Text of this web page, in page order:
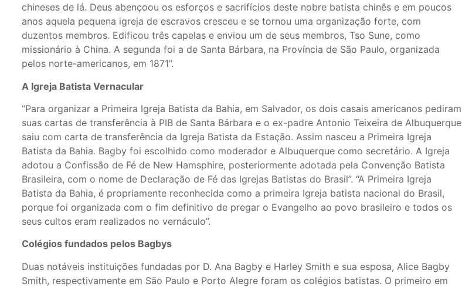
chineses de lá. Deus abençoou os esforços e sacrifícios deste nobre batista chinês e em poucos
anos aquela pequena igreja de escravos cresceu e se tornou uma organização forte, com
duzentos membros. Edificou três capelas e enviou um de seus membros, Tso Sune, como
missionário à China. A segunda foi a de Santa Bárbara, na Província de São Paulo, organizada
pelos norte-americanos, em 1871”.
A Igreja Batista Vernacular
“Para organizar a Primeira Igreja Batista da Bahia, em Salvador, os dois casais americanos pediram
suas cartas de transferência à PIB de Santa Bárbara e o ex-padre Antonio Teixeira de Albuquerque
saiu com carta de transferência da Igreja Batista da Estação. Assim nasceu a Primeira Igreja
Batista da Bahia. Bagby foi escolhido como moderador e Albuquerque como secretário. A Igreja
adotou a Confissão de Fé de New Hamsphire, posteriormente adotada pela Convenção Batista
Brasileira, com o nome de Declaração de Fé das Igrejas Batistas do Brasil”. “A Primeira Igreja
Batista da Bahia, é propriamente reconhecida como a primeira Igreja batista nacional do Brasil,
porque foi organizada com o fim definitivo de pregar o Evangelho ao povo brasileiro e todos os
seus cultos eram realizados no vernáculo”.
Colégios fundados pelos Bagbys
Duas notáveis instituições fundadas por D. Ana Bagby e Harley Smith e sua esposa, Alice Bagby
Smith, respectivamente em São Paulo e Porto Alegre foram os colégios batistas. O primeiro em